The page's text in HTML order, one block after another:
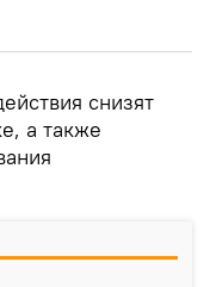
снизят
а также